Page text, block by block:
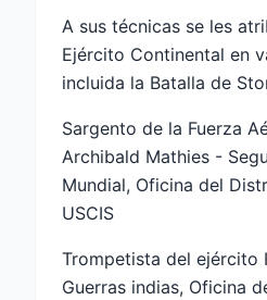
A sus técnicas se les
Ejército Continental en
incluida la Batalla de
Sargento de la Fuerza
Archibald Mathies -
Mundial, Oficina del
USCIS
Trompetista del ejército
Guerras indias, Oficina